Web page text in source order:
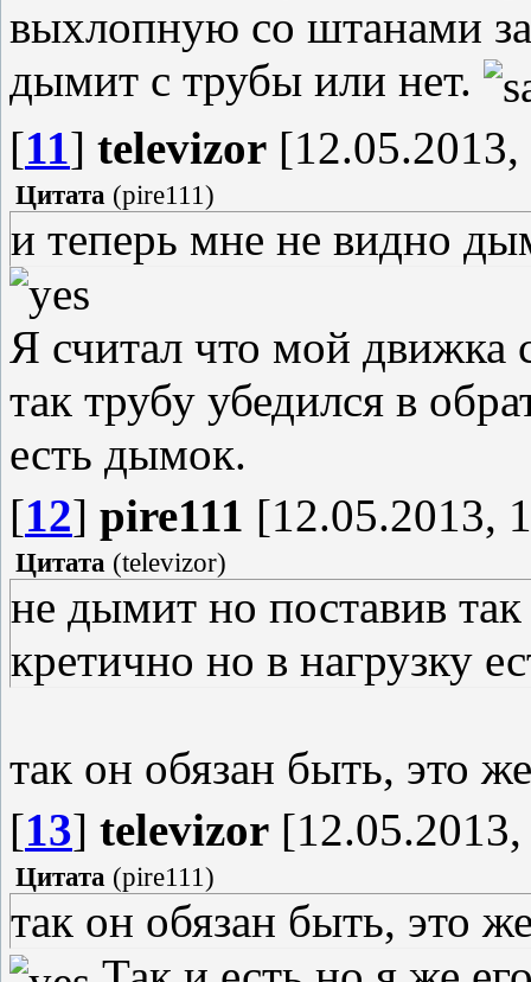
выхлопную со штанами
дымит с трубы или нет.
[11] televizor
Цитата (pire111)
и теперь мне не видно
Я считал что мой движка
так трубу убедился в
есть дымок.
[12] pire111 [12.05.2013,
Цитата (televizor)
не дымит но поставив
кретично но в нагрузку
так он обязан быть, это
[13] televizor
Цитата (pire111)
так он обязан быть, это